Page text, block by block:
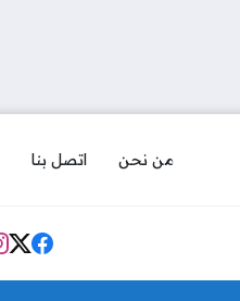
من نحن اتصل بنا